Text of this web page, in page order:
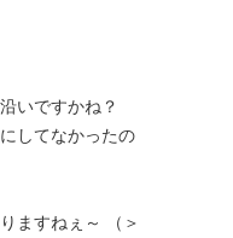
いですかね？
してなかったの
ますねぇ～ （＞